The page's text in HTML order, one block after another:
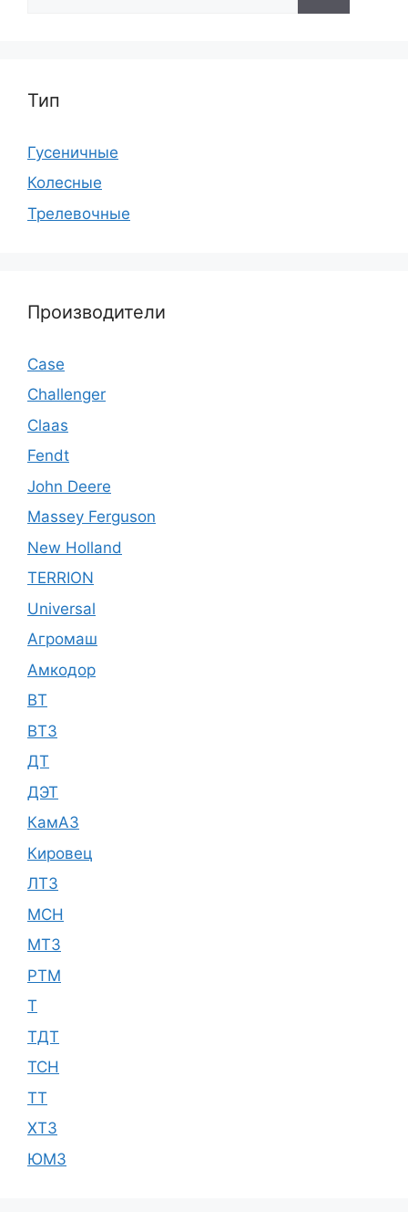
Тип
Гусеничные
Колесные
Трелевочные
Производители
Case
Challenger
Claas
Fendt
John Deere
Massey Ferguson
New Holland
TERRION
Universal
Агромаш
Амкодор
ВТ
ВТЗ
ДТ
ДЭТ
КамАЗ
Кировец
ЛТЗ
МСН
МТЗ
РТМ
Т
ТДТ
ТСН
ТТ
ХТЗ
ЮМЗ